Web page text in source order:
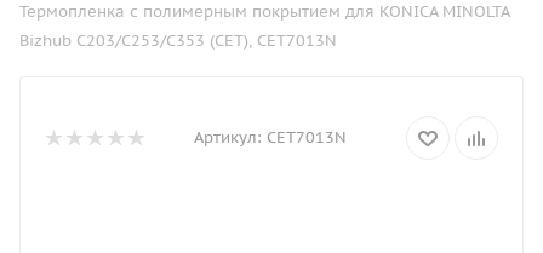
Термопленка с полимерным покрытием для KONICA MINOLTA
Bizhub C203/C253/C353 (CET), CET7013N
Артикул: CET7013N